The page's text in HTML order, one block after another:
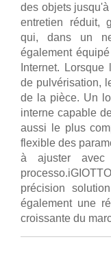
des objets
entretien réduit,
qui, dans un
également
Internet.
de pulvérisation,
de la pièce. Un
interne capable
aussi le plus
flexible des
à ajuster avec
précision
également une
croissante du